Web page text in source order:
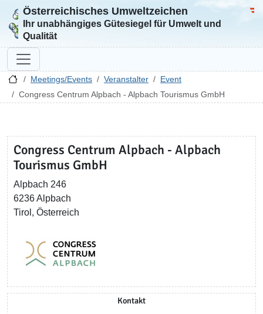
Zur Startseite
Österreichisches Umweltzeichen
Ihr unabhängiges Gütesiegel für Umwelt und
Qualität
Meetings/Events Veranstalter
Event
Congress Centrum Alpbach - Alpbach Tourismus GmbH
Congress Centrum Alpbach - Alpbach
Tourismus GmbH
Alpbach 246
6236 Alpbach
Tirol, Österreich
Kontakt